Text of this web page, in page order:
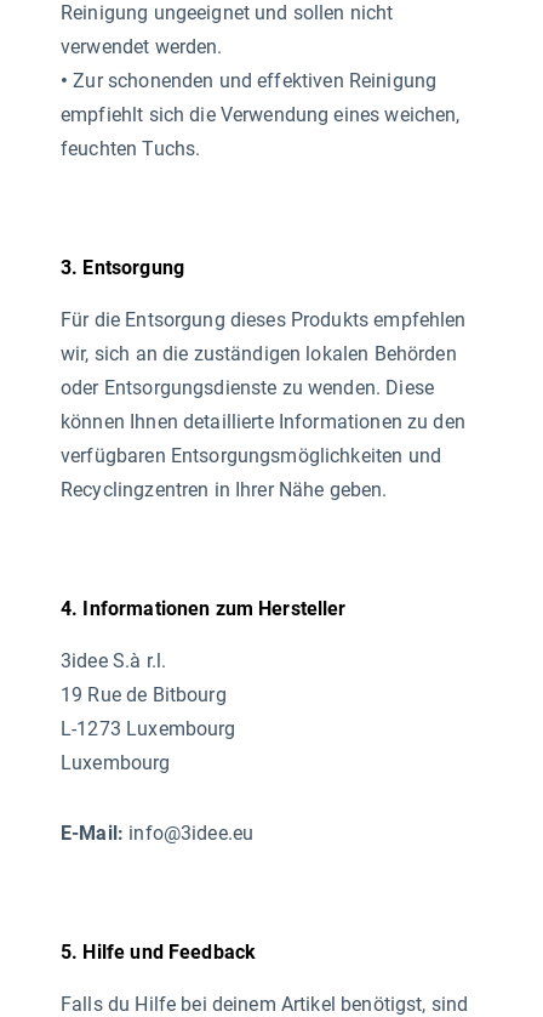
Reinigung ungeeignet und sollen nicht
verwendet werden.
• Zur schonenden und effektiven Reinigung
empfiehlt sich die Verwendung eines weichen,
feuchten Tuchs.
3. Entsorgung
Für die Entsorgung dieses Produkts empfehlen
wir, sich an die zuständigen lokalen Behörden
oder Entsorgungsdienste zu wenden. Diese
können Ihnen detaillierte Informationen zu den
verfügbaren Entsorgungsmöglichkeiten und
Recyclingzentren in Ihrer Nähe geben.
4. Informationen zum Hersteller
3idee S.à r.l.
19 Rue de Bitbourg
L-1273 Luxembourg
Luxembourg
E-Mail: info@3idee.eu
5. Hilfe und Feedback
Falls du Hilfe bei deinem Artikel benötigst, sind